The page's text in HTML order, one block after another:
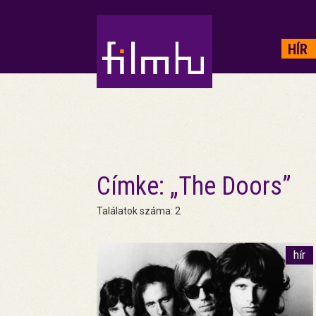
HÍR
Címke: „The Doors”
Találatok száma: 2
hír